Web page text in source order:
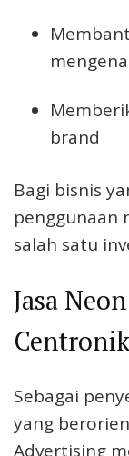
brand
Bagi bisnis
penggunaan
salah satu
Jasa
Sebagai
yang
Advertising